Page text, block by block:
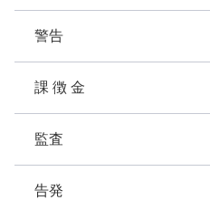
警告
課 徴 金
監査
告発